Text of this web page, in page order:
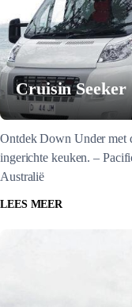
Cruisin Seeker
Ontdek Down Under met
ingerichte keuken. –
Australië
LEES MEER